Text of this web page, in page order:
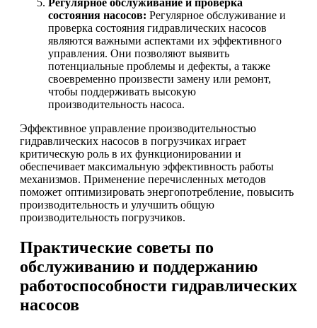
Регулярное обслуживание и проверка
состояния насосов: Регулярное обслуживание и
проверка состояния гидравлических насосов
являются важными аспектами их эффективного
управления. Они позволяют выявить
потенциальные проблемы и дефекты, а также
своевременно произвести замену или ремонт,
чтобы поддерживать высокую
производительность насоса.
Эффективное управление производительностью
гидравлических насосов в погрузчиках играет
критическую роль в их функционировании и
обеспечивает максимальную эффективность работы
механизмов. Применение перечисленных методов
поможет оптимизировать энергопотребление, повысить
производительность и улучшить общую
производительность погрузчиков.
Практические советы по
обслуживанию и поддержанию
работоспособности гидравлических
насосов